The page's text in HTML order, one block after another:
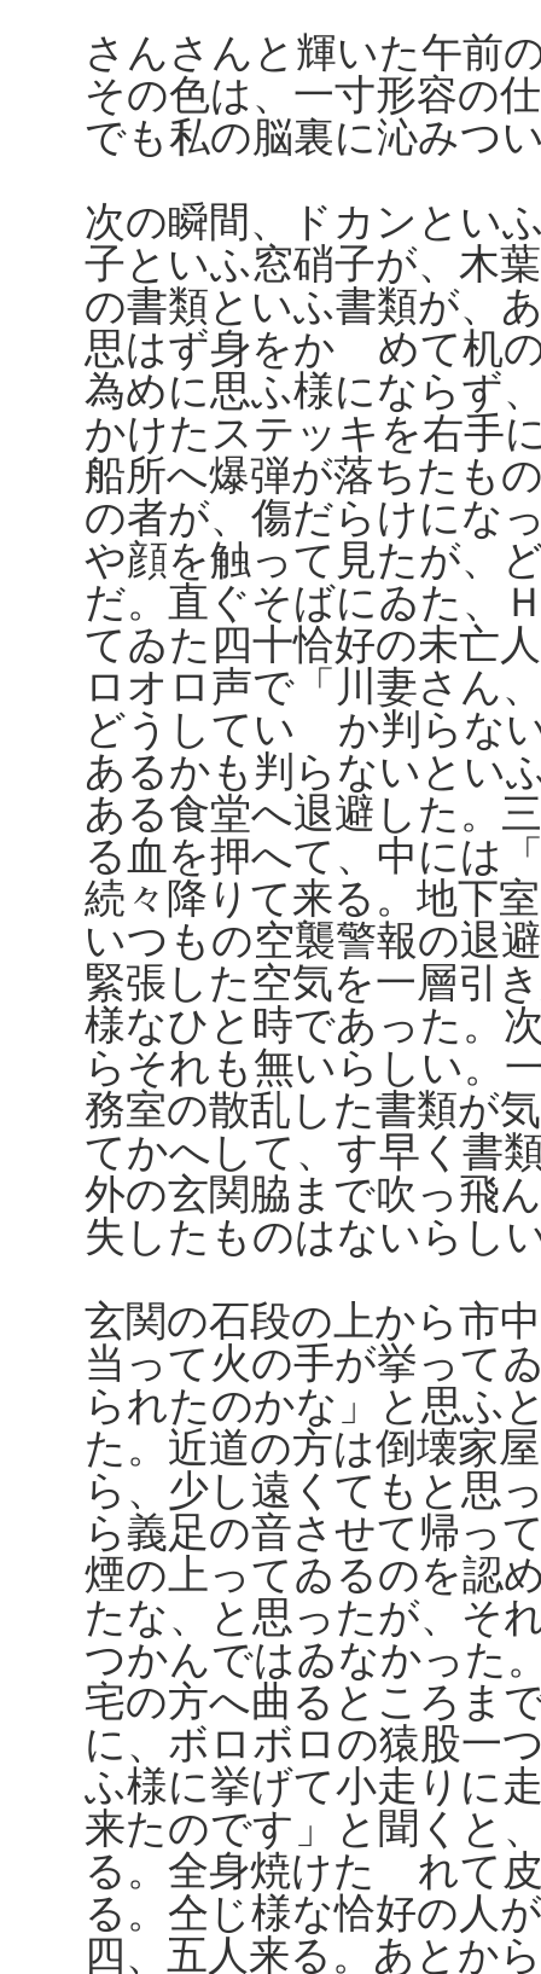
さんさんと輝いた午前
その色は、一寸形容の
でも私の脳裏に沁みつ
次の瞬間、ドカンとい
子といふ窓硝子が、木
の書類といふ書類が、
思はず身をかゞめて机
為めに思ふ様にならず
かけたステッキを右手
船所へ爆弾が落ちたも
の者が、傷だらけにな
や顔を触って見たが、
だ。直ぐそばにゐた、
てゐた四十恰好の未亡
ロオロ声で「川妻さん
どうしていゝか判らな
あるかも判らないとい
ある食堂へ退避した。
る血を押へて、中には
続々降りて来る。地下
いつもの空襲警報の退
緊張した空気を一層引
様なひと時であった。
らそれも無いらしい。
務室の散乱した書類が
てかへして、す早く書
外の玄関脇まで吹っ飛
失したものはないらし
玄関の石段の上から市
当って火の手が挙って
られたのかな」と思ふ
た。近道の方は倒壊家
ら、少し遠くてもと思
ら義足の音させて帰っ
煙の上ってゐるのを認
たな、と思ったが、そ
つかんではゐなかった
宅の方へ曲るところま
に、ボロボロの猿股一
ふ様に挙げて小走りに
来たのです」と聞くと
る。全身焼けたゞれて
る。仝じ様な恰好の人
四、五人来る。あとか